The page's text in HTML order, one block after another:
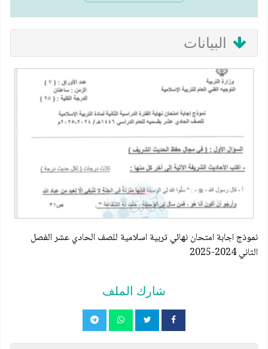
البيانات
نموذج اجابة امتحان نهائي تربية اسلامية للصف الحادي عشر الفصل
الثاني 2024-2025
شارك الملف